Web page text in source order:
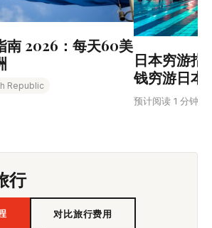
南 2026：每天60美
Republic
日本穷游指
钱穷游日本
预计阅读 1 分钟
行
对比旅行费用